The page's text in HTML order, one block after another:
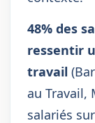
48% des
ressentir
travail
au Travail,
salariés